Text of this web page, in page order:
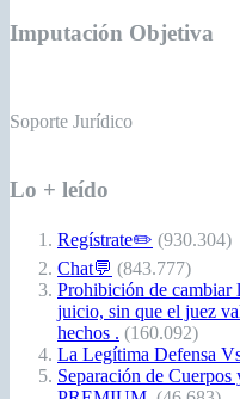
Imputación Objetiva
Soporte Jurídico
Lo + leído
Regístrate✏️ (930.304)
Chat💬 (843.777)
Prohibición de cambiar
juicio, sin que el juez
hechos . (160.092)
La Legítima Defensa
Separación de